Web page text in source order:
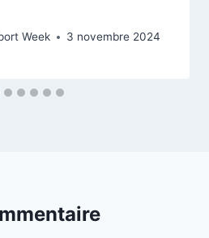
Week 3 novembre 2024